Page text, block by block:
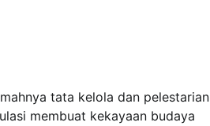
tata kelola dan pelestarian
membuat kekayaan budaya